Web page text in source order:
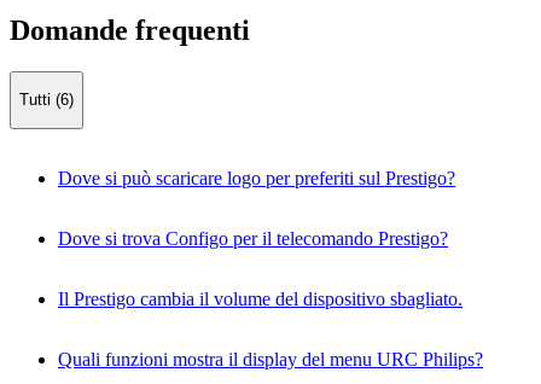
Domande frequenti
Tutti (6)
Dove si può scaricare logo per preferiti sul Prestigo?
Dove si trova Configo per il telecomando Prestigo?
Il Prestigo cambia il volume del dispositivo sbagliato.
Quali funzioni mostra il display del menu URC Philips?